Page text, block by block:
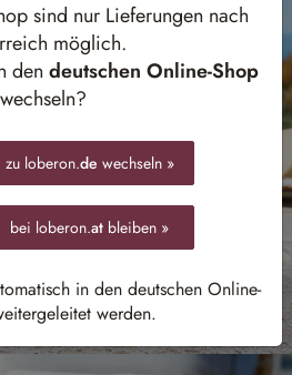
sind nur Lieferungen nach
möglich.
den deutschen Online-Shop
wechseln?
zu loberon.de wechseln »
bei loberon.at bleiben »
in den deutschen Online-
werden.